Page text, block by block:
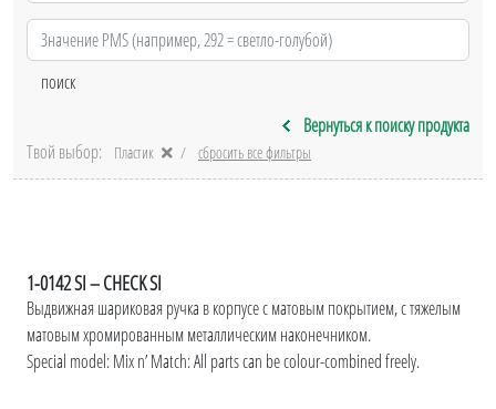
Вернуться к поиску продукта
Твой выбор:
Пластик сбросить все фильтры
1-0142 SI – CHECK SI
Выдвижная шариковая ручка в корпусе с матовым покрытием, с тяжелым
матовым хромированным металлическим наконечником.
Special model: Mix n’ Match: All parts can be colour-combined freely.